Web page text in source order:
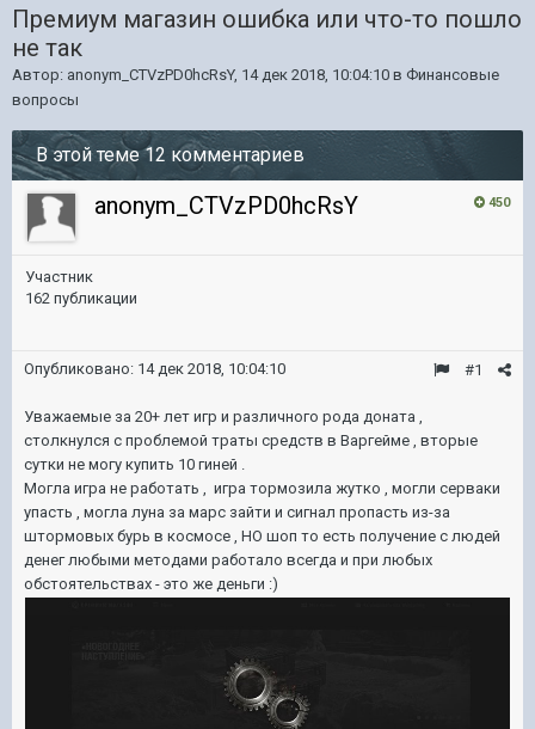
Премиум магазин ошибка или что-то пошло
не так
Автор: anonym_CTVzPD0hcRsY, 14 дек 2018, 10:04:10 в Финансовые
вопросы
В этой теме 12 комментариев
450
anonym_CTVzPD0hcRsY
Участник
162 публикации
#1
Опубликовано: 14 дек 2018, 10:04:10
Уважаемые за 20+ лет игр и различного рода доната ,
столкнулся с проблемой траты средств в Варгейме , вторые
сутки не могу купить 10 гиней .
Могла игра не работать , игра тормозила жутко , могли серваки
упасть , могла луна за марс зайти и сигнал пропасть из-за
штормовых бурь в космосе , НО шоп то есть получение с людей
денег любыми методами работало всегда и при любых
обстоятельствах - это же деньги :)